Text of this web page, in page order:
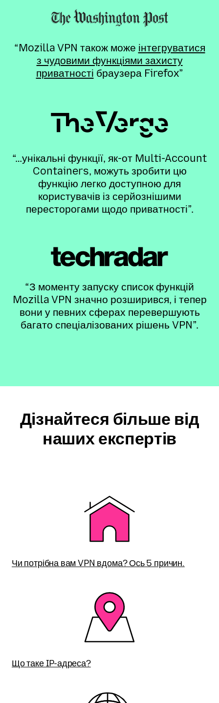
“Mozilla VPN також може інтегруватися
з чудовими функціями захисту
приватності браузера Firefox”
“…унікальні функції, як-от Multi-Account
Containers, можуть зробити цю
функцію легко доступною для
користувачів із серйознішими
пересторогами щодо приватності”.
“З моменту запуску список функцій
Mozilla VPN значно розширився, і тепер
вони у певних сферах перевершують
багато спеціалізованих рішень VPN”.
Дізнайтеся більше від
наших експертів
Чи потрібна вам VPN вдома? Ось 5 причин.
Що таке IP-адреса?